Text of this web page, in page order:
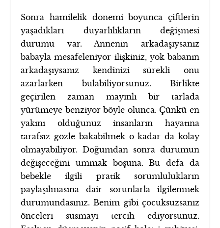
Sonra hamilelik dönemi boyunca çiftlerin
yaşadıkları duyarlılıkların değişmesi
durumu var. Annenin arkadaşıysanız
babayla mesafeleniyor ilişkiniz, yok babanın
arkadaşıysanız kendinizi sürekli onu
azarlarken bulabiliyorsunuz. Birlikte
geçirilen zaman mayınlı bir tarlada
yürümeye benziyor böyle olunca. Çünkü en
yakını olduğunuz insanların hayatına
tarafsız gözle bakabilmek o kadar da kolay
olmayabiliyor. Doğumdan sonra durumun
değişeceğini ummak boşuna. Bu defa da
bebekle ilgili pratik sorumlulukların
paylaşılmasına dair sorunlarla ilgilenmek
durumundasınız. Benim gibi çocuksuzsanız
önceleri susmayı tercih ediyorsunuz.